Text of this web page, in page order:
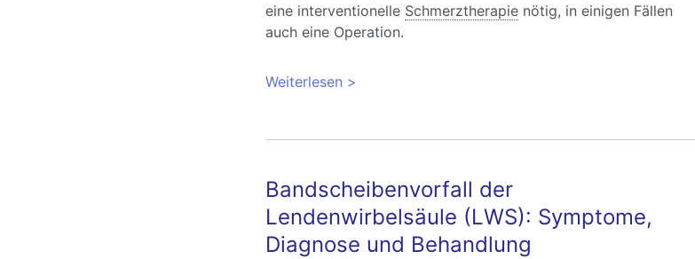
eine interventionelle Schmerztherapienötig, in einigen Fällen
auch eine Operation.
Weiterlesen über LWS-Syndrom: Schmerzen im unteren Rücken
Bandscheibenvorfall der
Lendenwirbelsäule (LWS): Symptome,
Diagnose und Behandlung